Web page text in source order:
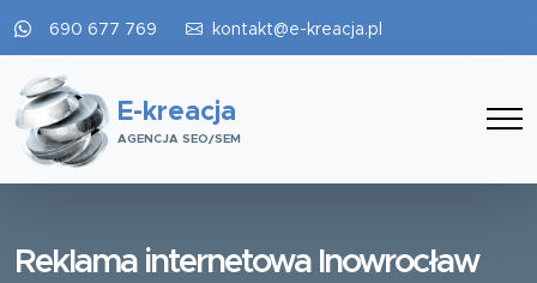
690 677 769 kontakt@e-kreacja.pl
E-kreacja
AGENCJA SEO/SEM
Reklama internetowa Inowrocław